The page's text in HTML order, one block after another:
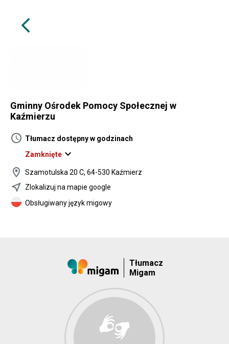
arrow_back_ios
Gminny Ośrodek Pomocy Społecznej w
Kaźmierzu
schedule Tłumacz dostępny w godzinach
Zamknięte expand_more
location_on
Szamotulska 20 C, 64-530 Kaźmierz
near_me Zlokalizuj na mapie google
Obsługiwany język migowy
Tłumacz
Migam